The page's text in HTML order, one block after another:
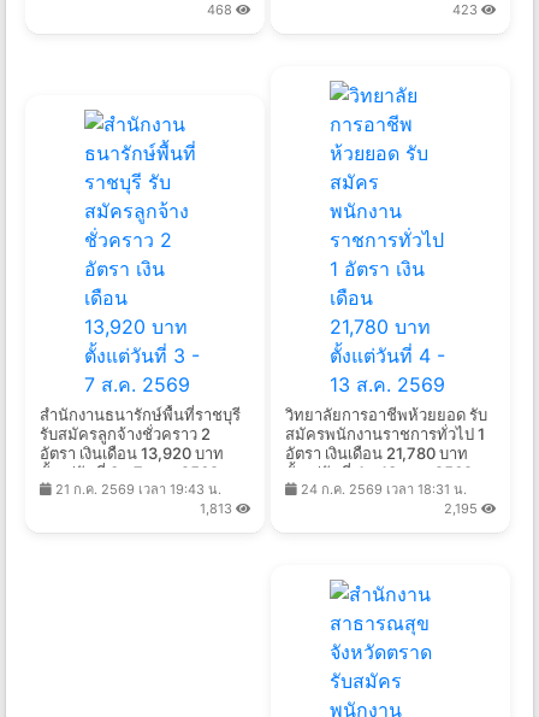
468 423
สํานักงานธนารักษ์พื้นที่ราชบุรี
รับสมัครลูกจ้างชั่วคราว 2
อัตรา เงินเดือน 13,920 บาท
ตั้งแต่วันที่ 3 - 7 ส.ค. 2569
21 ก.ค. 2569 เวลา 19:43 น.
1,813
วิทยาลัยการอาชีพห้วยยอด รับ
สมัครพนักงานราชการทั่วไป 1
อัตรา เงินเดือน 21,780 บาท
ตั้งแต่วันที่ 4 - 13 ส.ค. 2569
24 ก.ค. 2569 เวลา 18:31 น.
2,195